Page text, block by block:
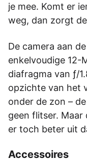
je mee. Komt er
weg, dan zorgt
De camera aan
enkelvoudige 12-
diafragma van ƒ/
opzichte van het
onder de zon –
geen flitser. Maar
er toch beter uit
Accessoires